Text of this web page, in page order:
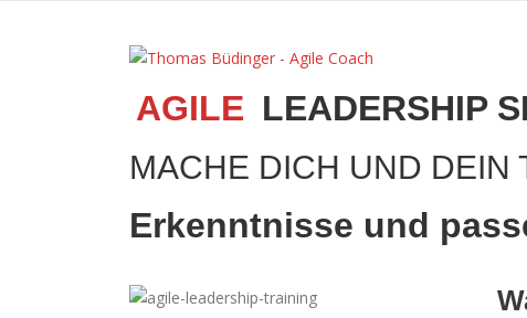
AGILE LEADERSHIP
MACHE DICH UND DEIN
Erkenntnisse und